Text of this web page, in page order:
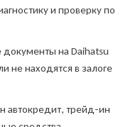
и проверку по
документы на Daihatsu
не находятся в залоге
автокредит, трейд-ин